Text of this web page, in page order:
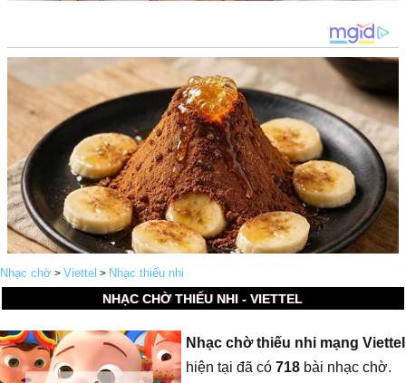
Nhạc chờ > Viettel > Nhạc thiếu nhi
NHẠC CHỜ THIẾU NHI - VIETTEL
Nhạc chờ thiếu nhi mạng Viettel
hiện tại đã có 718 bài nhạc chờ.